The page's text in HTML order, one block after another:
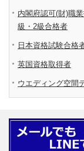
内閣府認可(財)職
級・2級合格者
日本資格試験合格
英国資格取得者
ウエディング空間